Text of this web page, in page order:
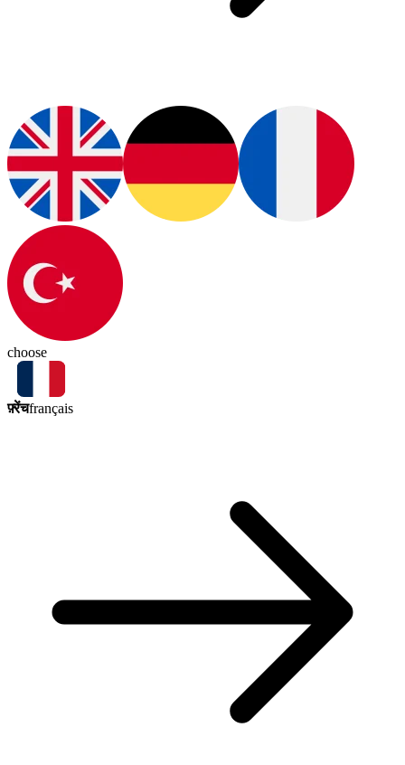
choose
फ़्रेंचfrançais